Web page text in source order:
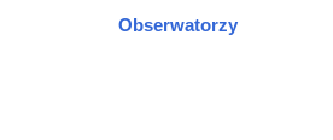
Obserwatorzy